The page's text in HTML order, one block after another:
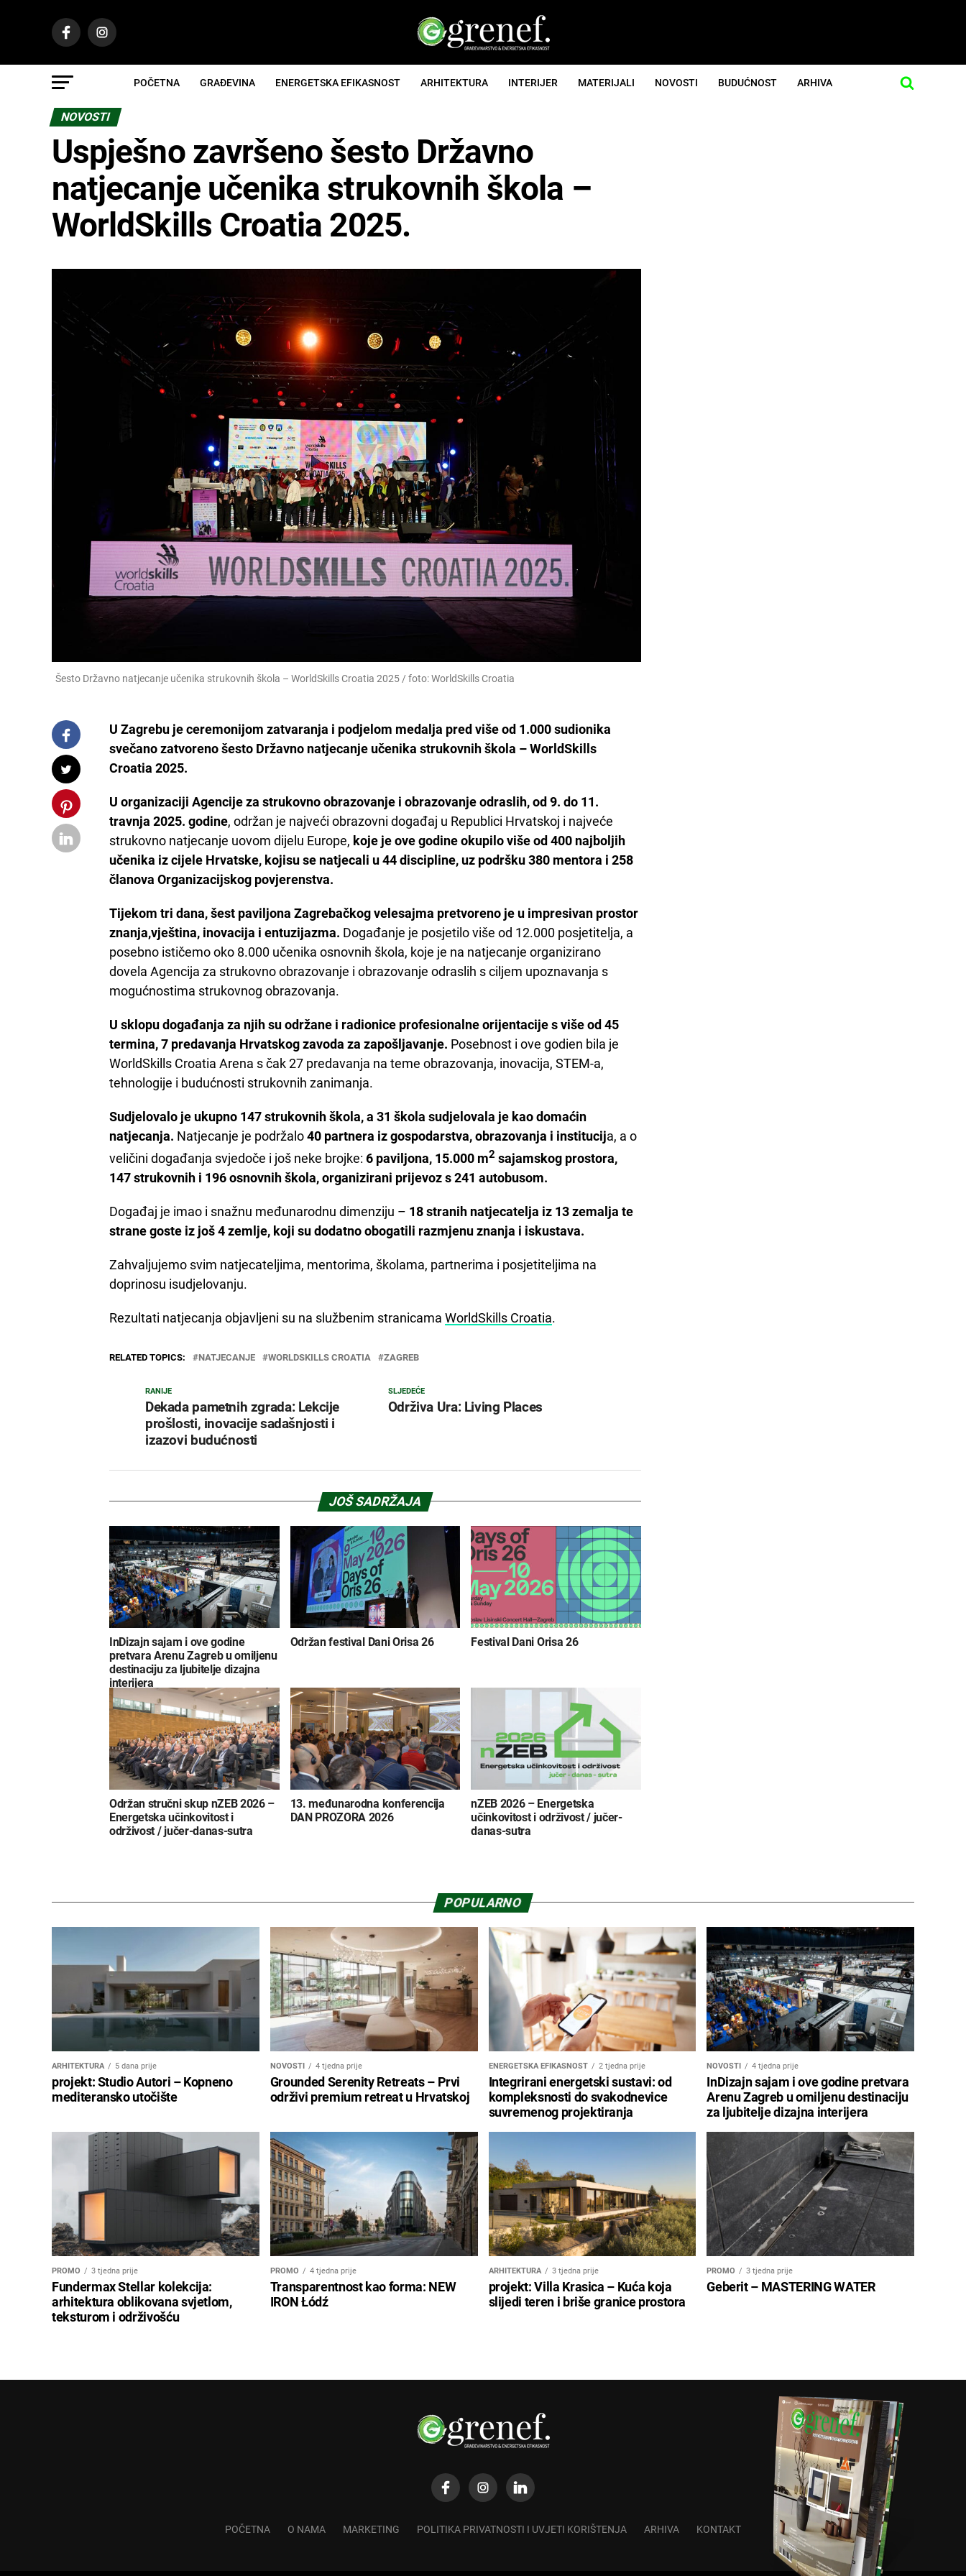
POČETNA GRAĐEVINA ENERGETSKA EFIKASNOST ARHITEKTURA INTERIJER MATERIJALI NOVOSTI BUDUĆNOST ARHIVA
NOVOSTI
Uspješno završeno šesto Državno
natjecanje učenika strukovnih škola –
WorldSkills Croatia 2025.
Šesto Državno natjecanje učenika strukovnih škola – WorldSkills Croatia 2025 / foto: WorldSkills Croatia
U Zagrebu je ceremonijom zatvaranja i podjelom medalja pred više od 1.000 sudionika
svečano zatvoreno šesto Državno natjecanje učenika strukovnih škola – WorldSkills
Croatia 2025.
U organizaciji Agencije za strukovno obrazovanje i obrazovanje odraslih, od 9. do 11.
travnja 2025. godine, održan je najveći obrazovni događaj u Republici Hrvatskoj i najveće
strukovno natjecanje uovom dijelu Europe, koje je ove godine okupilo više od 400 najboljih
učenika iz cijele Hrvatske, kojisu se natjecali u 44 discipline, uz podršku 380 mentora i 258
članova Organizacijskog povjerenstva.
Tijekom tri dana, šest paviljona Zagrebačkog velesajma pretvoreno je u impresivan prostor
znanja,vještina, inovacija i entuzijazma. Događanje je posjetilo više od 12.000 posjetitelja, a
posebno ističemo oko 8.000 učenika osnovnih škola, koje je na natjecanje organizirano
dovela Agencija za strukovno obrazovanje i obrazovanje odraslih s ciljem upoznavanja s
mogućnostima strukovnog obrazovanja.
U sklopu događanja za njih su održane i radionice profesionalne orijentacije s više od 45
termina, 7 predavanja Hrvatskog zavoda za zapošljavanje. Posebnost i ove godien bila je
WorldSkills Croatia Arena s čak 27 predavanja na teme obrazovanja, inovacija, STEM-a,
tehnologije i budućnosti strukovnih zanimanja.
Sudjelovalo je ukupno 147 strukovnih škola, a 31 škola sudjelovala je kao domaćin
natjecanja. Natjecanje je podržalo 40 partnera iz gospodarstva, obrazovanja i institucija, a o
veličini događanja svjedoče i još neke brojke: 6 paviljona, 15.000 m2 sajamskog prostora,
147 strukovnih i 196 osnovnih škola, organizirani prijevoz s 241 autobusom.
Događaj je imao i snažnu međunarodnu dimenziju – 18 stranih natjecatelja iz 13 zemalja te
strane goste iz još 4 zemlje, koji su dodatno obogatili razmjenu znanja i iskustava.
Zahvaljujemo svim natjecateljima, mentorima, školama, partnerima i posjetiteljima na
doprinosu isudjelovanju.
Rezultati natjecanja objavljeni su na službenim stranicama WorldSkills Croatia.
RELATED TOPICS: NATJECANJE WORLDSKILLS CROATIA ZAGREB
SLJEDEĆE
Održiva Ura: Living Places
RANIJE
Dekada pametnih zgrada: Lekcije
prošlosti, inovacije sadašnjosti i
izazovi budućnosti
JOŠ SADRŽAJA
InDizajn sajam i ove godine
pretvara Arenu Zagreb u omiljenu
destinaciju za ljubitelje dizajna
interijera
Održan festival Dani Orisa 26 Festival Dani Orisa 26
Održan stručni skup nZEB 2026 –
Energetska učinkovitost i
održivost / jučer-danas-sutra
13. međunarodna konferencija
DAN PROZORA 2026
nZEB 2026 – Energetska
učinkovitost i održivost / jučer-
danas-sutra
POPULARNO
ARHITEKTURA 5 dana prije
projekt: Studio Autori – Kopneno
mediteransko utočište
NOVOSTI 4 tjedna prije
Grounded Serenity Retreats – Prvi
održivi premium retreat u Hrvatskoj
ENERGETSKA EFIKASNOST 2 tjedna prije
Integrirani energetski sustavi: od
kompleksnosti do svakodnevice
suvremenog projektiranja
NOVOSTI 4 tjedna prije
InDizajn sajam i ove godine pretvara
Arenu Zagreb u omiljenu destinaciju
za ljubitelje dizajna interijera
PROMO 3 tjedna prije
Fundermax Stellar kolekcija:
arhitektura oblikovana svjetlom,
teksturom i održivošću
PROMO 4 tjedna prije
Transparentnost kao forma: NEW
IRON Łódź
ARHITEKTURA 3 tjedna prije
projekt: Villa Krasica – Kuća koja
slijedi teren i briše granice prostora
PROMO 3 tjedna prije
Geberit – MASTERING WATER
POČETNA O NAMA MARKETING POLITIKA PRIVATNOSTI I UVJETI KORIŠTENJA ARHIVA KONTAKT